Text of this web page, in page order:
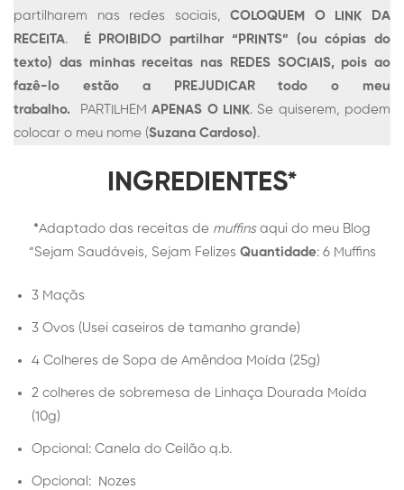
partilharem nas redes sociais, COLOQUEM O LINK DA
RECEITA.
É PROIBIDO partilhar “PRINTS” (ou cópias do
texto) das minhas receitas nas REDES SOCIAIS, pois ao
fazê-lo estão a PREJUDICAR todo o meu
trabalho.
PARTILHEMAPENAS O LINK. Se quiserem, podem
colocar o meu nome (Suzana Cardoso).
INGREDIENTES*
*Adaptado das receitas de muffinsaqui do meu Blog
“Sejam Saudáveis, Sejam Felizes Quantidade: 6 Muffins
3 Maçãs
3 Ovos (Usei caseiros de tamanho grande)
4 Colheres de Sopa de Amêndoa Moída (25g)
2 colheres de sobremesa de Linhaça Dourada Moída
(10g)
Opcional: Canela do Ceilão q.b.
Opcional: Nozes